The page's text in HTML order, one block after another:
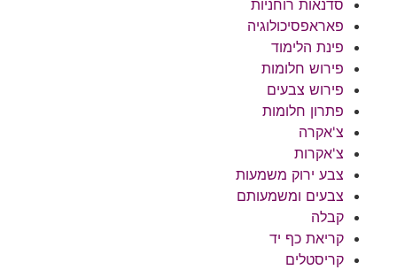
סדנאות רוחניות
פאראפסיכולוגיה
פינת הלימוד
פירוש חלומות
פירוש צבעים
פתרון חלומות
צ'אקרה
צ'אקרות
צבע ירוק משמעות
צבעים ומשמעותם
קבלה
קריאת כף יד
קריסטלים